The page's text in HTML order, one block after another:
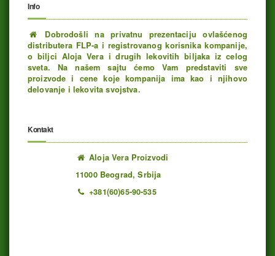
Info
Dobrodošli na privatnu prezentaciju ovlašćenog
distributera FLP-a i registrovanog korisnika kompanije,
o biljci Aloja Vera i drugih lekovitih biljaka iz celog
sveta. Na našem sajtu ćemo Vam predstaviti sve
proizvode i cene koje kompanija ima kao i njihovo
delovanje i lekovita svojstva.
Kontakt
Aloja Vera Proizvodi
11000 Beograd, Srbija
+381(60)65-90-535